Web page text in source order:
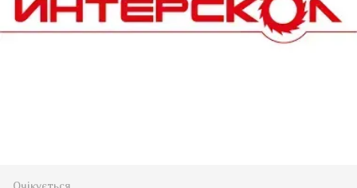
Очікується